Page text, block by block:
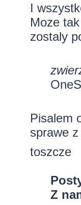
I
Moze
zostaly
Pisalem
sprawe
toszcze
Z